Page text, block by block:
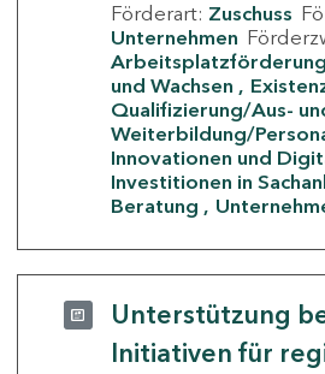
Förderart: Zuschuss
Unternehmen
Arbeitsplatzförderung
und Wachsen
Qualifizierung/Aus-
Weiterbildung/
Innovationen und
Investitionen in
Beratung
Unterstützung
Initiativen für